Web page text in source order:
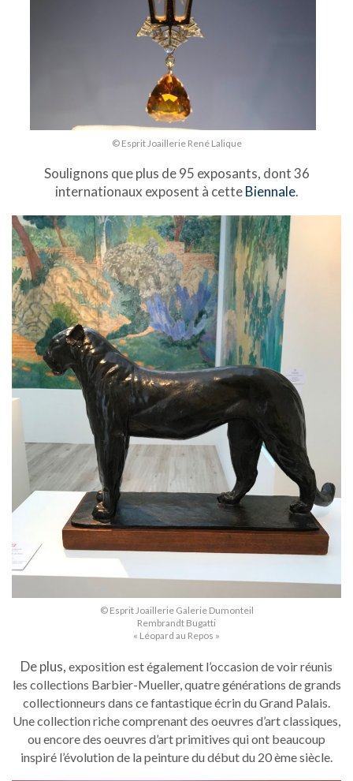
© Esprit Joaillerie René Lalique
Soulignons que plus de 95 exposants, dont 36
internationaux exposent à cetteBiennale.
© Esprit Joaillerie Galerie Dumonteil
Rembrandt Bugatti
« Léopard au Repos »
De plus, exposition est également l’occasion de voir réunis
les collections Barbier-Mueller, quatre générations de grands
collectionneurs dans ce fantastique écrin du Grand Palais.
Une collection riche comprenant des oeuvres d’art classiques,
ou encore des oeuvres d’art primitives qui ont beaucoup
inspiré l’évolution de la peinture du début du 20 ème siècle.